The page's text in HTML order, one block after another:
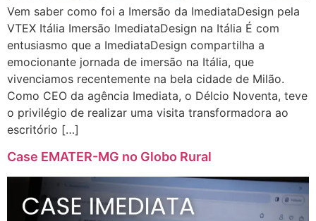
Vem saber como foi a Imersão da ImediataDesign pela
VTEX Itália Imersão ImediataDesign na Itália É com
entusiasmo que a ImediataDesign compartilha a
emocionante jornada de imersão na Itália, que
vivenciamos recentemente na bela cidade de Milão.
Como CEO da agência Imediata, o Délcio Noventa, teve
o privilégio de realizar uma visita transformadora ao
escritório […]
Case EMATER-MG no Globo Rural